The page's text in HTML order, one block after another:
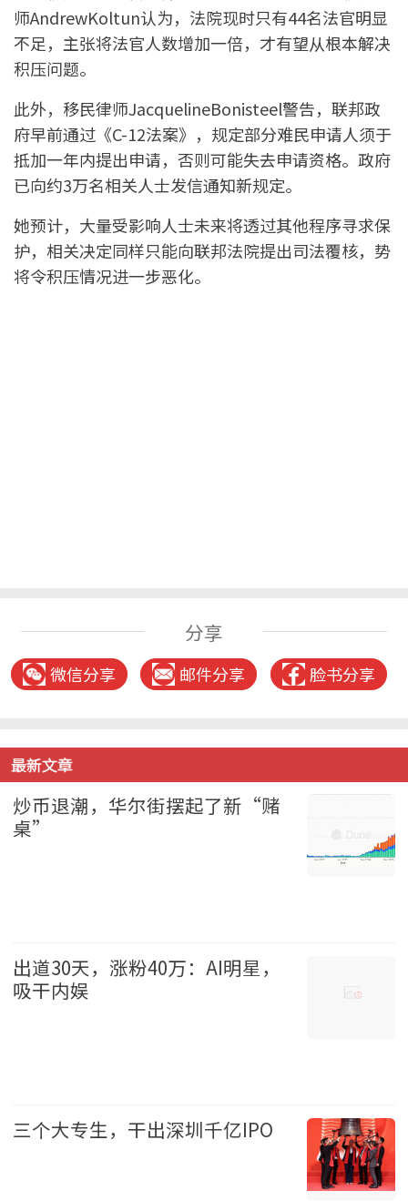
师AndrewKoltun认为，法院现时只有44名法官明显
不足，主张将法官人数增加一倍，才有望从根本解决
积压问题。
此外，移民律师JacquelineBonisteel警告，联邦政
府早前通过《C-12法案》，规定部分难民申请人须于
抵加一年内提出申请，否则可能失去申请资格。政府
已向约3万名相关人士发信通知新规定。
她预计，大量受影响人士未来将透过其他程序寻求保
护，相关决定同样只能向联邦法院提出司法覆核，势
将令积压情况进一步恶化。
分享
微信分享 邮件分享 脸书分享
最新文章
炒币退潮，华尔街摆起了新“赌
桌”
出道30天，涨粉40万：AI明星，
吸干内娱
三个大专生，干出深圳千亿IPO